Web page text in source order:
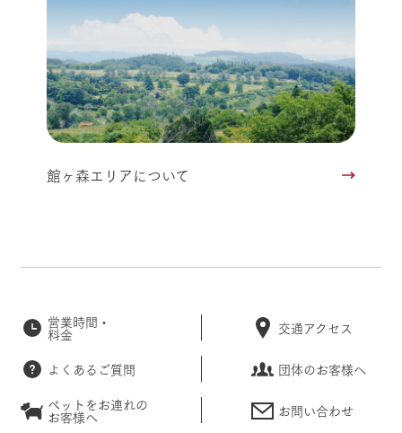
館ヶ森エリアについて
営業時間・
料金 交通アクセス
よくあるご質問
団体のお客様へ
ペットをお連れの
お客様へ お問い合わせ